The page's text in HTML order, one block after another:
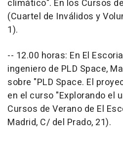
climático". En los Cursos
(Cuartel de Inválidos y
1).
-- 12.00 horas: En El
ingeniero de PLD Space,
sobre "PLD Space. El
en el curso "Explorando el
Cursos de Verano de El
Madrid, C/ del Prado, 21).